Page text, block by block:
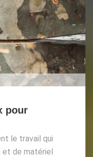
pour
le travail qui
et de matériel